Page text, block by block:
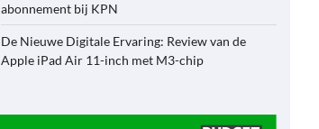
abonnement bij KPN
De Nieuwe Digitale Ervaring: Review van de
Apple iPad Air 11-inch met M3-chip